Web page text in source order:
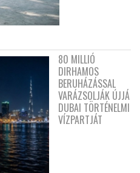
80 MILLIÓ
DIRHAMOS
BERUHÁZÁSSAL
VARÁZSOLJÁK ÚJJÁ
DUBAI TÖRTÉNELMI
VÍZPARTJÁT